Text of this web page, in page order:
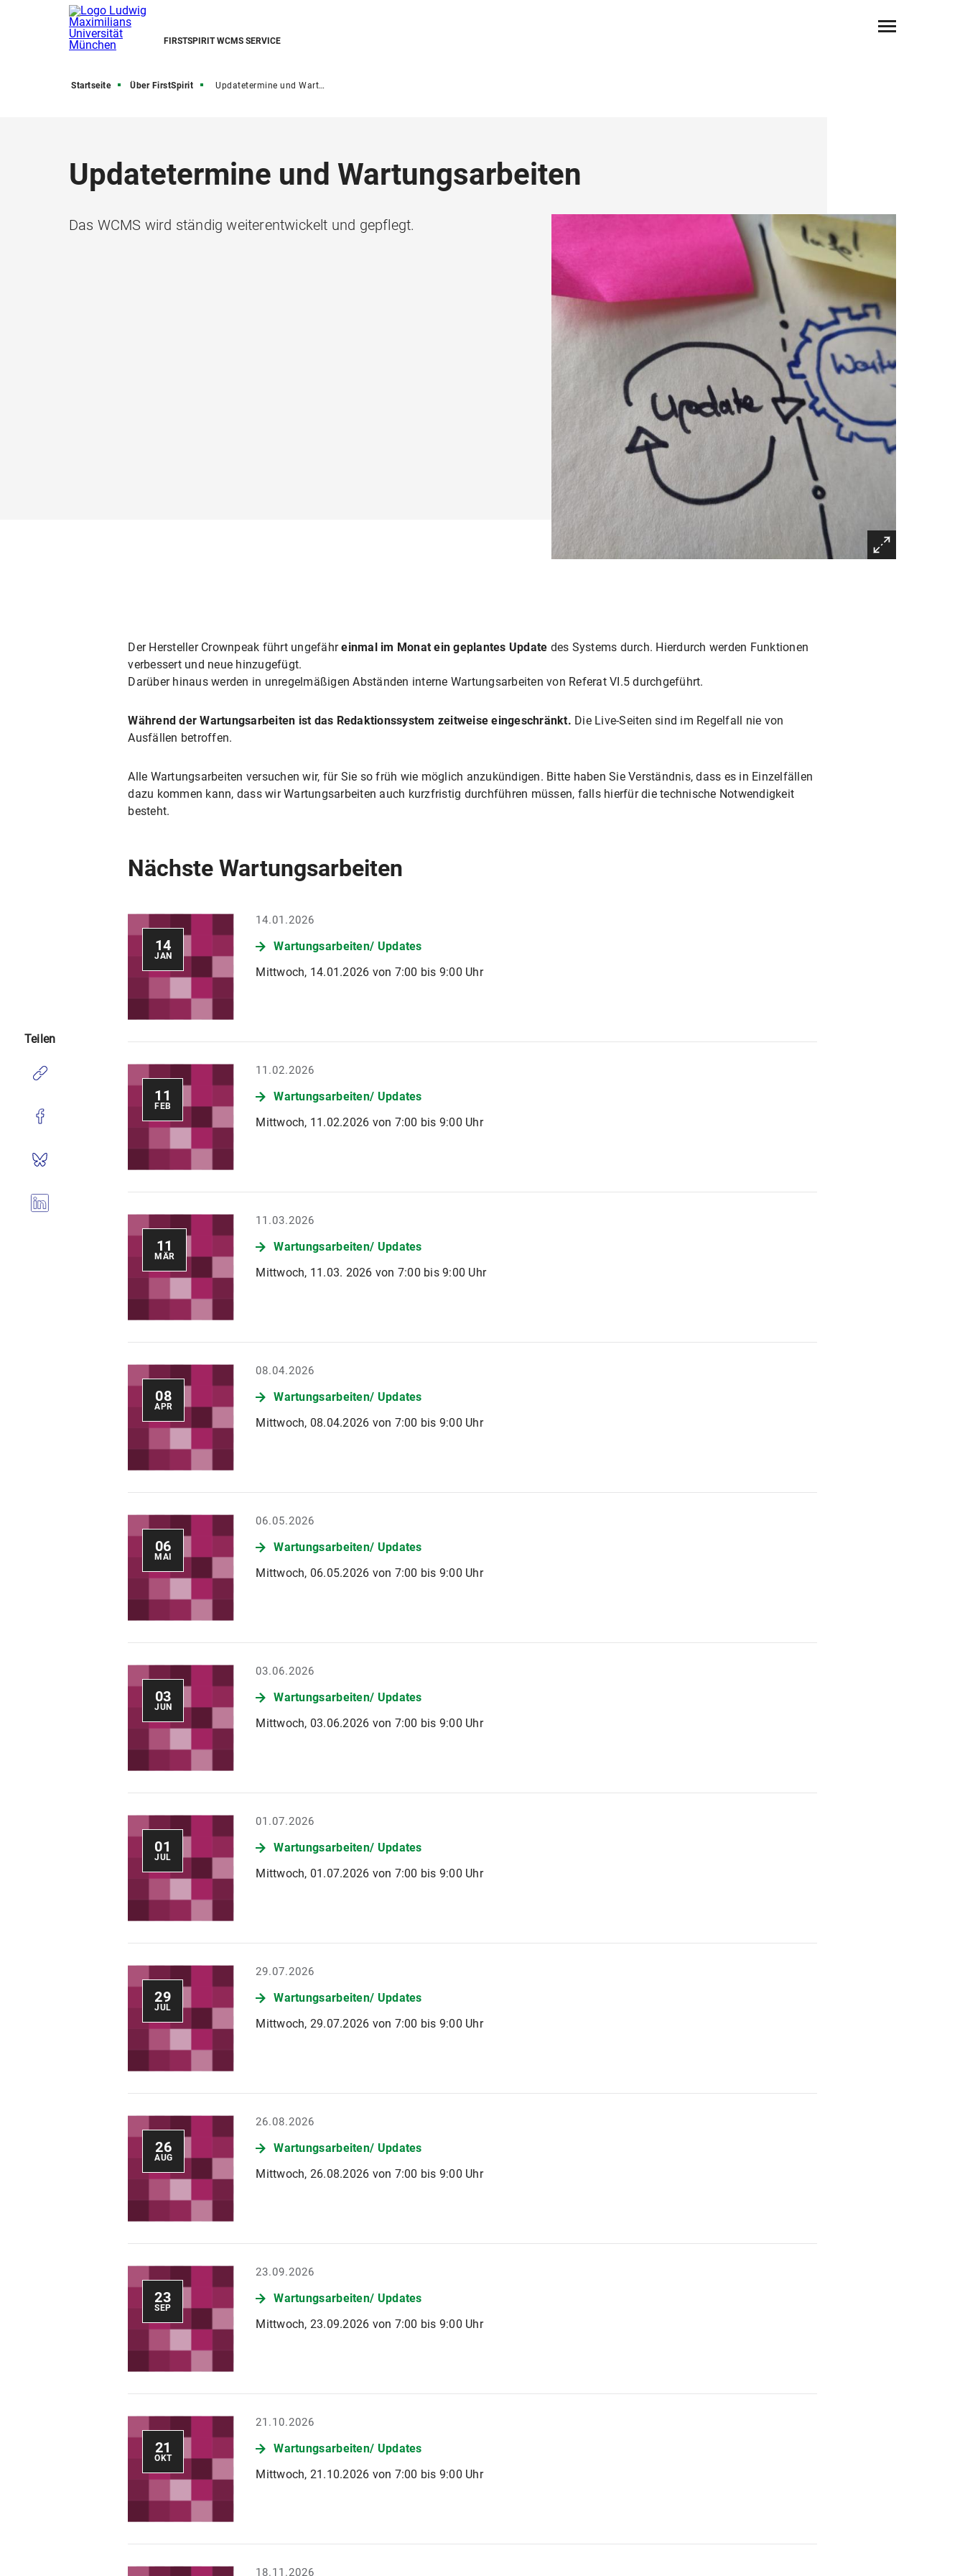
FIRSTSPIRIT WCMS SERVICE
Startseite Über FirstSpirit Updatetermine und Wartungsarbeiten
Updatetermine und Wartungsarbeiten
Das WCMS wird ständig weiterentwickelt und gepflegt.
Der Hersteller Crownpeak führt ungefähreinmal im Monat ein geplantes Update des Systems durch. Hierdurch werden Funktionen
verbessert und neue hinzugefügt.
Darüber hinaus werden in unregelmäßigen Abständen interne Wartungsarbeiten von Referat VI.5 durchgeführt.
Während der Wartungsarbeiten ist das Redaktionssystem zeitweise eingeschränkt. Die Live-Seiten sind im Regelfall nie von
Ausfällen betroffen.
Alle Wartungsarbeiten versuchen wir, für Sie so früh wie möglich anzukündigen. Bitte haben Sie Verständnis, dass es in Einzelfällen
dazu kommen kann, dass wir Wartungsarbeiten auch kurzfristig durchführen müssen, falls hierfür die technische Notwendigkeit
besteht.
Nächste Wartungsarbeiten
14
JAN
14.01.2026
Wartungsarbeiten/ Updates
Mittwoch, 14.01.2026 von 7:00 bis 9:00 Uhr
11
FEB
11.02.2026
Wartungsarbeiten/ Updates
Mittwoch, 11.02.2026 von 7:00 bis 9:00 Uhr
11
MÄR
11.03.2026
Wartungsarbeiten/ Updates
Mittwoch, 11.03. 2026 von 7:00 bis 9:00 Uhr
08
APR
08.04.2026
Wartungsarbeiten/ Updates
Mittwoch, 08.04.2026 von 7:00 bis 9:00 Uhr
06
MAI
06.05.2026
Wartungsarbeiten/ Updates
Mittwoch, 06.05.2026 von 7:00 bis 9:00 Uhr
03
JUN
03.06.2026
Wartungsarbeiten/ Updates
Mittwoch, 03.06.2026 von 7:00 bis 9:00 Uhr
01
JUL
01.07.2026
Wartungsarbeiten/ Updates
Mittwoch, 01.07.2026 von 7:00 bis 9:00 Uhr
29
JUL
29.07.2026
Wartungsarbeiten/ Updates
Mittwoch, 29.07.2026 von 7:00 bis 9:00 Uhr
26
AUG
26.08.2026
Wartungsarbeiten/ Updates
Mittwoch, 26.08.2026 von 7:00 bis 9:00 Uhr
23
SEP
23.09.2026
Wartungsarbeiten/ Updates
Mittwoch, 23.09.2026 von 7:00 bis 9:00 Uhr
21
OKT
21.10.2026
Wartungsarbeiten/ Updates
Mittwoch, 21.10.2026 von 7:00 bis 9:00 Uhr
18.11.2026
Teilen